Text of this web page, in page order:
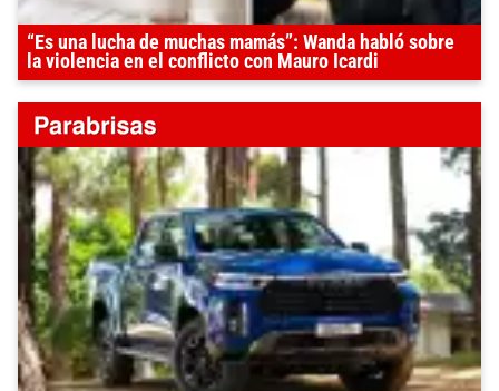
“Es una lucha de muchas mamás”: Wanda habló sobre
la violencia en el conflicto con Mauro Icardi